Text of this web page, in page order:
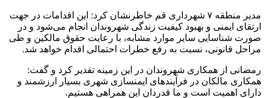
مدیر منطقه ۷ شهرداری قم خاطرنشان کرد: این اقدامات در جهت
ارتقای ایمنی و بهبود کیفیت زندگی شهروندان انجام می‌شود و در
صورت شناسایی سایر موارد مشابه، با رعایت حقوق مالکین و طی
مراحل قانونی، نسبت به رفع خطرات احتمالی اقدام خواهد شد.
رمضانی از همکاری شهروندان در این زمینه تقدیر کرد و گفت:
همکاری مالکان در فرآیندهای ایمنسازی شهری بسیار ارزشمند و
دارای اهمیت است و ما قدردان این همراهی هستیم.